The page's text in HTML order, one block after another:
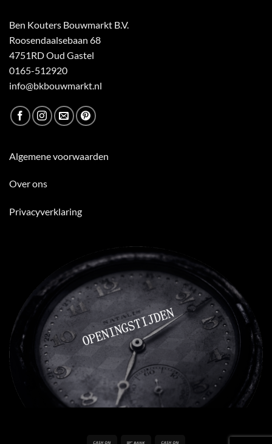
Ben Kouters Bouwmarkt B.V.
Roosendaalsebaan 68
4751RD Oud Gastel
0165-512920
info@bkbouwmarkt.nl
Algemene voorwaarden
Over ons
Privacyverklaring